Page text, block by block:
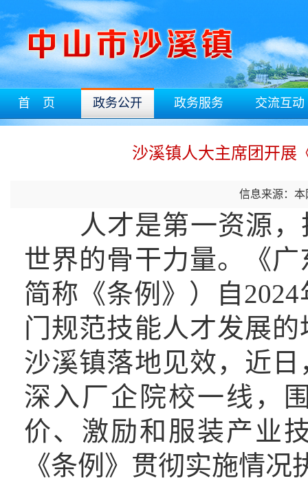
首 页 政务公开 政务服务 交流互动
沙溪镇人大主席团开展
信息来源：本
人才是第一资源
世界的骨干力量。
《
简称《条例》）自
门规范技能人才发展
沙溪镇落地见效，近
深入厂企院校一线，
价、激励和服装产业
《条例》贯彻实施情况